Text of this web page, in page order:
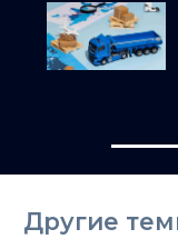
Другие